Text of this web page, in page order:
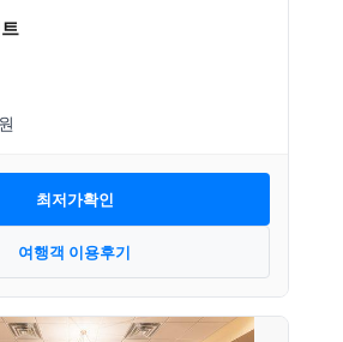
최저가확인
여행객 이용후기